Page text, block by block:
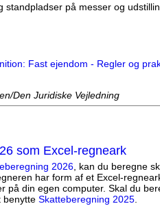
standpladser på messer og
Fast ejendom - Regler og
Den Juridiske Vejledning
som Excel-regneark
2026, kan du beregne
har form af et Excel-
på din egen computer. Skal du
benytte Skatteberegning 2025.